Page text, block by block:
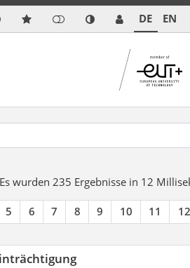
DE EN
Es wurden 235 Ergebnisse in 12
5 6 7 8 9 10 11 12